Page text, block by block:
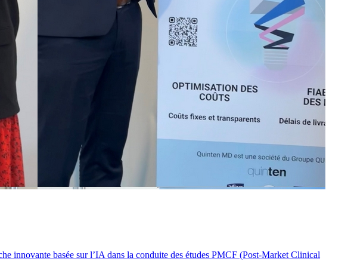
innovante basée sur l’IA dans la conduite des études PMCF (Post-Market Clinical